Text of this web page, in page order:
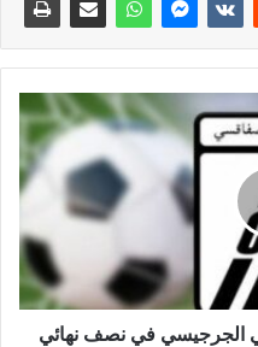
الجرجيسي في نصف نهائي